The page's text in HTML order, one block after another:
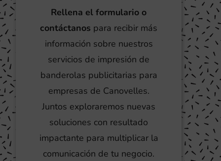
Rellena el formulario o
contáctanos para recibir más
información sobre nuestros
servicios de impresión de
banderolas publicitarias para
empresas de Canovelles.
Juntos exploraremos nuevas
soluciones con resultado
impactante para multiplicar la
comunicación de tu negocio.